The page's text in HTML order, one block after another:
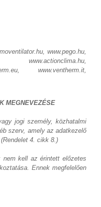
www.pego.hu,
www.actionclima.hu,
www.ventherm.it,
MEGNEVEZÉSE
jogi személy, közhatalmi
szerv, amely az adatkezelő
4. cikk 8.)
nem kell az érintett előzetes
Ennek megfelelően